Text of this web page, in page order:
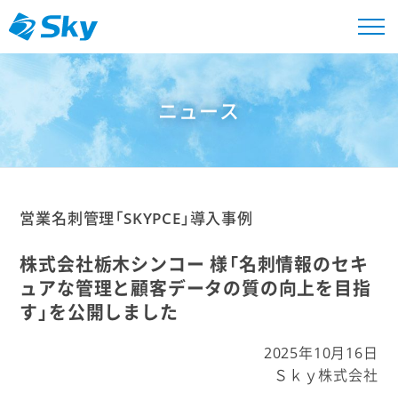
ニュース
営業名刺管理「SKYPCE」導入事例
株式会社栃木シンコー 様「名刺情報のセキ
ュアな管理と顧客データの質の向上を目指
す」を公開しました
2025年10月16日
Ｓｋｙ株式会社